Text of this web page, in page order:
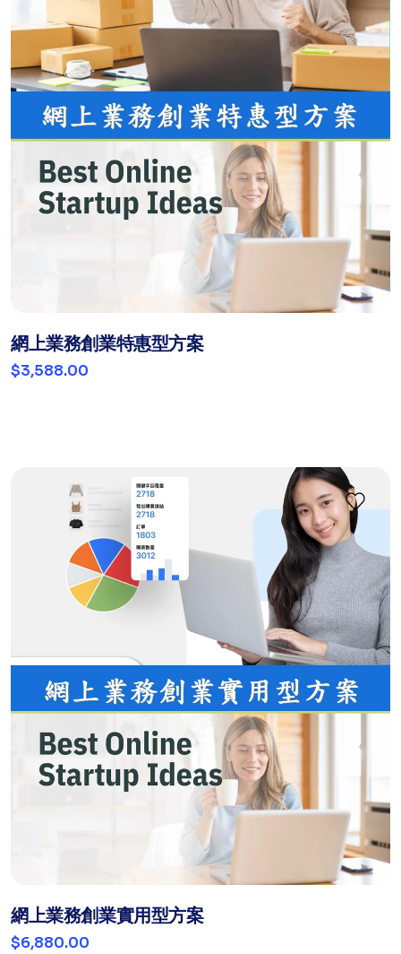
網上業務創業特惠型方案
$3,588.00
網上業務創業實用型方案
$6,880.00